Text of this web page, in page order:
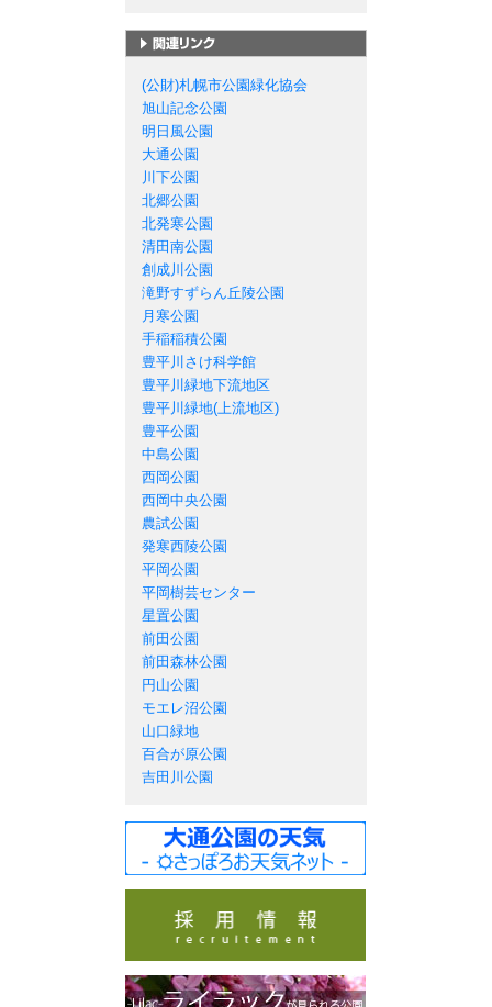
(公財)札幌市公園緑化協会
旭山記念公園
明日風公園
大通公園
川下公園
北郷公園
北発寒公園
清田南公園
創成川公園
滝野すずらん丘陵公園
月寒公園
手稲稲積公園
豊平川さけ科学館
豊平川緑地下流地区
豊平川緑地(上流地区)
豊平公園
中島公園
西岡公園
西岡中央公園
農試公園
発寒西陵公園
平岡公園
平岡樹芸センター
星置公園
前田公園
前田森林公園
円山公園
モエレ沼公園
山口緑地
百合が原公園
吉田川公園